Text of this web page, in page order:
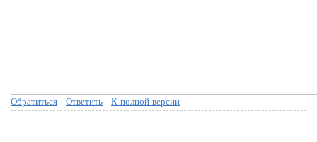
Обратиться - Ответить - К полной версии